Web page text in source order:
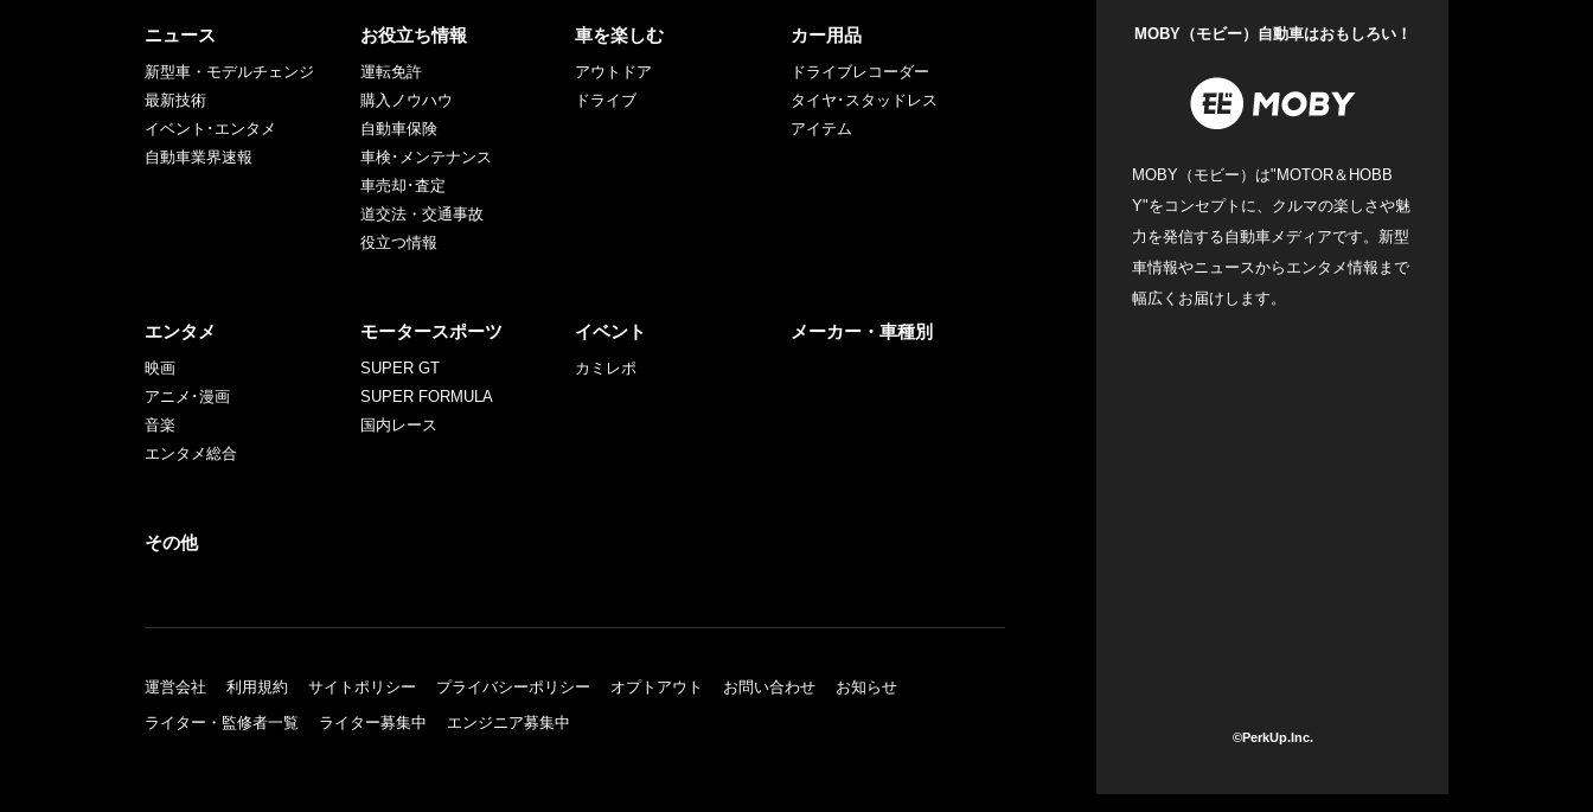
ニュース
新型車・モデルチェンジ
最新技術
イベント･エンタメ
自動車業界速報
お役立ち情報
運転免許
購入ノウハウ
自動車保険
車検･メンテナンス
車売却･査定
道交法・交通事故
役立つ情報
車を楽しむ
アウトドア
ドライブ
カー用品
ドライブレコーダー
タイヤ･スタッドレス
アイテム
エンタメ
映画
アニメ･漫画
音楽
エンタメ総合
モータースポーツ
SUPER GT
SUPER FORMULA
国内レース
イベント
カミレポ
メーカー・車種別
その他
運営会社 利用規約 サイトポリシー プライバシーポリシー オプトアウト お問い合わせ
お知らせ
ライター・監修者一覧
ライター募集中 エンジニア募集中
MOBY（モビー）自動車はおもしろい！
MOBY（モビー）は"MOTOR＆HOBB
Y"をコンセプトに、クルマの楽しさや魅
力を発信する自動車メディアです。新型
車情報やニュースからエンタメ情報まで
幅広くお届けします。
©PerkUp.Inc.